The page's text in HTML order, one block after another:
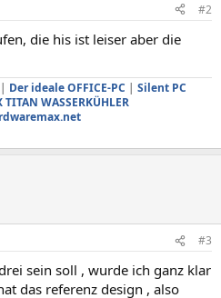
#2
die his ist leiser aber die
| Der ideale OFFICE-PC | Silent PC
WASSERKÜHLER
#3
sein soll , wurde ich ganz klar
das referenz design , also